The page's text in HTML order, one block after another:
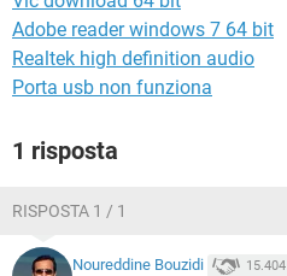
Adobe reader windows 7 64 bit
Realtek high definition audio
Porta usb non funziona
1 risposta
RISPOSTA 1 / 1
Noureddine Bouzidi 15.404